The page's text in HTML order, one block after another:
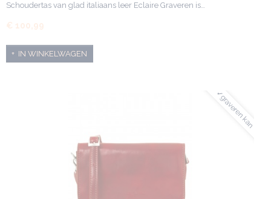
Schoudertas van glad italiaans leer Eclaire Graveren is…
€ 100,99
IN WINKELWAGEN
✓graveren kan